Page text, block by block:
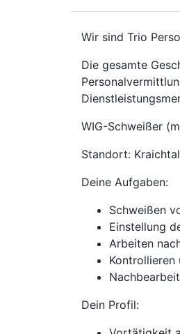
Wir sind Trio
Die gesamte
WIG-Schweißer
Standort:
Deine Aufgaben:
Schweißen
Einstellung
Arbeiten
Kontrollieren
Dein Profil: